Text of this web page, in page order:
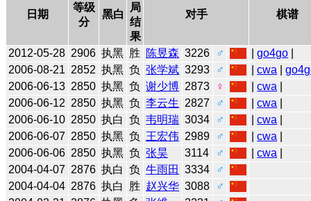
日期
等级
分
黑白
局
结
果
对手 棋谱
2012-05-28 2906 执黑 胜 陈昱森 3226 ♂ |go4go
2006-08-21 2852 执黑 负 张学斌 3293 ♂ |cwa |
2006-06-13 2850 执黑 负 谢少博 2873 ♀ |cwa
2006-06-12 2850 执黑 负 李云生 2827 ♂ |cwa
2006-06-10 2850 执白 负 韦明瑞 3034 ♂ |cwa
2006-06-07 2850 执黑 负 王宏伟 2989 ♂ |cwa
2006-06-06 2850 执黑 负 张昊 3114 ♂ |cwa
2004-04-07 2876 执白 负 牛雨田 3334
♂
2004-04-04 2876 执白 胜 赵兴华 3088
♂